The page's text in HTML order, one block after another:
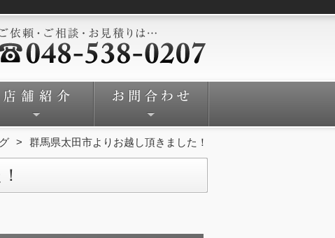
群馬県太田市よりお越し頂きました！